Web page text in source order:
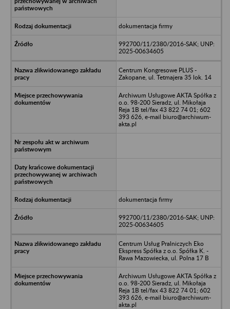
dokumentacja firmy
992700/11/2380/2016-SAK; UNP:
2025-00634605
Centrum Kongresowe PLUS -
Zakopane, ul. Tetmajera 35 lok. 14
Archiwum Usługowe AKTA Spółka z
o.o. 98-200 Sieradz, ul. Mikołaja
Reja 1B tel/fax 43 822 74 01; 602
393 626, e-mail biuro@archiwum-
akta.pl
dokumentacja firmy
992700/11/2380/2016-SAK; UNP:
2025-00634605
Centrum Usług Pralniczych Eko
Ekspress Spółka z o.o. Spółka K. -
Rawa Mazowiecka, ul. Polna 17 B
Archiwum Usługowe AKTA Spółka z
o.o. 98-200 Sieradz, ul. Mikołaja
Reja 1B tel/fax 43 822 74 01; 602
393 626, e-mail biuro@archiwum-
akta.pl